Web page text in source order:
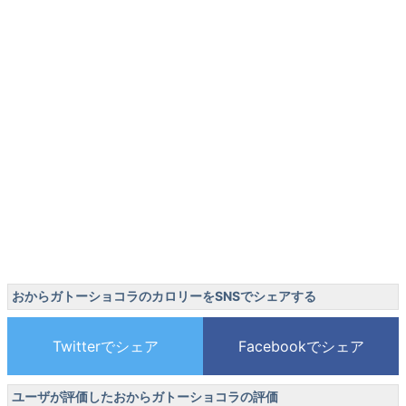
おからガトーショコラのカロリーをSNSでシェアする
ユーザが評価したおからガトーショコラの評価